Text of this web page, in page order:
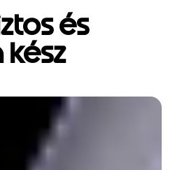
és